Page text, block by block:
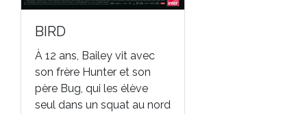
BIRD
À 12 ans, Bailey vit avec
son frère Hunter et son
père Bug, qui les élève
seul dans un squat au nord